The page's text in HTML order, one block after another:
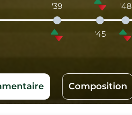
'39
'45
'48
Composition